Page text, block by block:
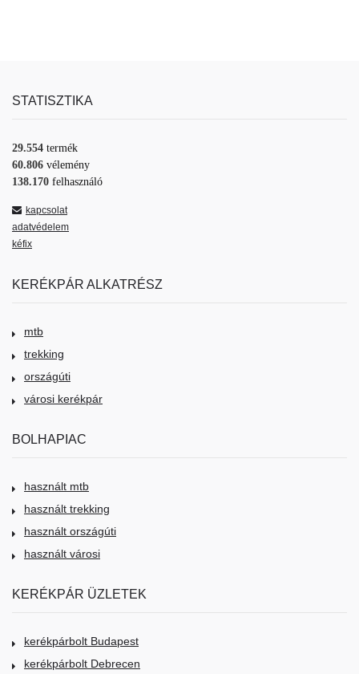
STATISZTIKA
29.554 termék
60.806 vélemény
138.170 felhasználó
kapcsolat
adatvédelem
kéfix
KERÉKPÁR ALKATRÉSZ
mtb
trekking
országúti
városi kerékpár
BOLHAPIAC
használt mtb
használt trekking
használt országúti
használt városi
KERÉKPÁR ÜZLETEK
kerékpárbolt Budapest
kerékpárbolt Debrecen